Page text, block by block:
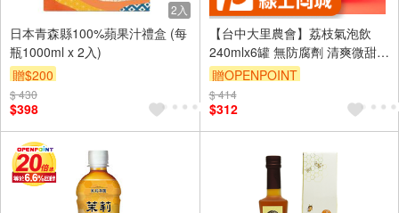
2入
日本青森縣100%蘋果汁禮盒 (每
瓶1000ml x 2入)
贈$200
$ 430
$398
【台中大里農會】荔枝氣泡飲
240mlx6罐 無防腐劑 清爽微甜氣
泡飲
贈OPENPOINT
訂單滿3000享88折
$ 414
$312